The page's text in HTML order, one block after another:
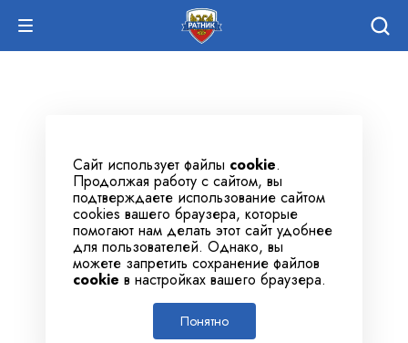
Сайт использует файлы cookie.
Продолжая работу с сайтом, вы
подтверждаете использование сайтом
cookies вашего браузера, которые
помогают нам делать этот сайт удобнее
для пользователей. Однако, вы
можете запретить сохранение файлов
cookie в настройках вашего браузера.
Понятно